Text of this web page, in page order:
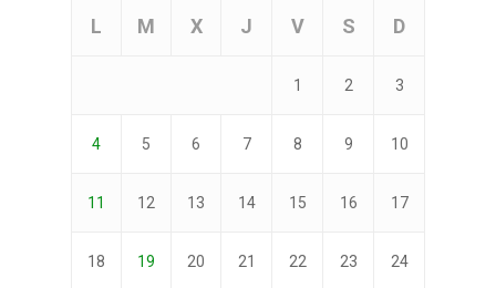
L M X J V S D
1 2 3
4 5 6 7 8 9 10
11 12 13 14 15 16 17
18 19 20 21 22 23 24